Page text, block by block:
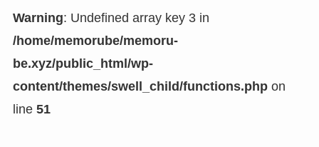
Warning: Undefined array key 3 in
/home/memorube/memoru-
be.xyz/public_html/wp-
content/themes/swell_child/functions.phpon
line 51